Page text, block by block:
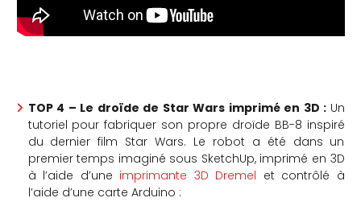
TOP 4 – Le droïde de Star Wars imprimé en 3D : Un
tutoriel pour fabriquer son propre droïde BB-8 inspiré
du dernier film Star Wars. Le robot a été dans un
premier temps imaginé sous SketchUp, imprimé en 3D
à l’aide d’une imprimante 3D Dremel et contrôlé à
l’aide d’une carte Arduino :